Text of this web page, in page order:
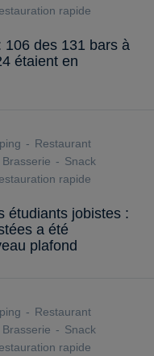
rapide
106 des 131 bars à
étaient en
Restaurant
Brasserie
Snack
rapide
étudiants jobistes :
a été
plafond
Restaurant
Brasserie
Snack
rapide